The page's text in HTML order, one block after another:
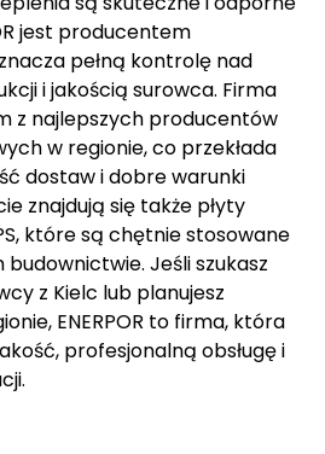
jest producentem
pełną kontrolę nad
i jakością surowca. Firma
z najlepszych producentów
w regionie, co przekłada
dostaw i dobre warunki
znajdują się także płyty
które są chętnie stosowane
Jeśli szukasz
z Kielc lub planujesz
ENERPOR to firma, która
profesjonalną obsługę i